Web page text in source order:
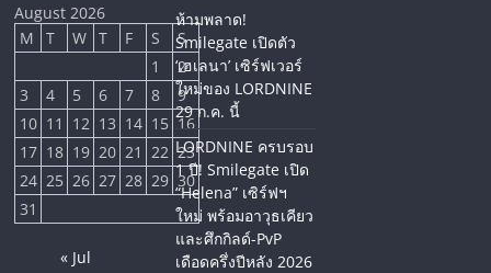
August 2026
M
T W T F S
S
1
2
3
4 5 6 7 8
9
10 11 12 13 14 15 16
17 18 19 20 21 22 23
24 25 26 27 28 29 30
31
« Jul
ห้ามพลาด!
Smilegate เปิดตัว
‘เฮเลนา’ เซิร์ฟเวอร์
ใหม่ของ LORDNINE
29 ก.ค. นี้
LORDNINE ครบรอบ
1 ปี! Smilegate เปิด
“Helena” เซิร์ฟฯ
ใหม่ พร้อมอาวุธเคียว
และศึกกิลด์-PvP
เดือดครึ่งปีหลัง 2026